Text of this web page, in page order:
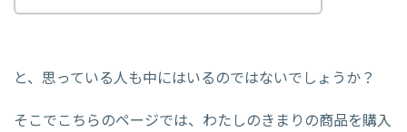
と、思っている人も中にはいるのではないでしょうか？
そこでこちらのページでは、わたしのきまりの商品を購入